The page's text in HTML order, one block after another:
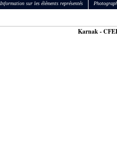
Information sur les éléments représentés